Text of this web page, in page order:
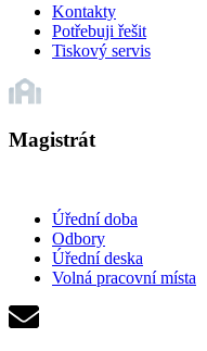
Kontakty
Potřebuji řešit
Tiskový servis
Magistrát
Úřední doba
Odbory
Úřední deska
Volná pracovní místa